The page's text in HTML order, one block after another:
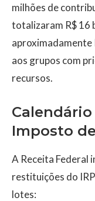
milhões de
totalizaram R$ 16
aproximadamente
aos grupos com
recursos.
Imposto
A Receita Federal
restituições do
lotes: